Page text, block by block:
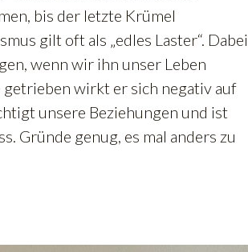
bis der letzte Krümel
gilt oft als „edles Laster“. Dabei
wenn wir ihn unser Leben
getrieben wirkt er sich negativ auf
unsere Beziehungen und ist
Gründe genug, es mal anders zu